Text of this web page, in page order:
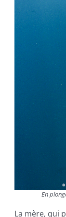
En
La mère, qui